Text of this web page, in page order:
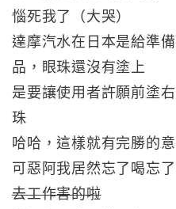
惱死我了（大哭）
達摩汽水在日本是給準
品，眼珠還沒有塗上
是要讓使用者許願前塗
珠
哈哈，這樣就有完勝的
可惡阿我居然忘了喝忘
去工作害的啦